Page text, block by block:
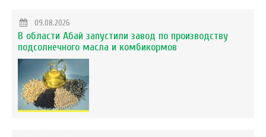
09.08.2026
В области Абай запустили завод по производству
подсолнечного масла и комбикормов